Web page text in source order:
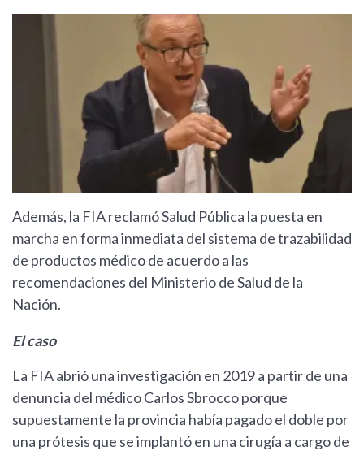
Además, la FIA reclamó Salud Pública la puesta en
marcha en forma inmediata del sistema de trazabilidad
de productos médico de acuerdo a las
recomendaciones del Ministerio de Salud de la
Nación.
El caso
La FIA abrió una investigación en 2019 a partir de una
denuncia del médico Carlos Sbrocco porque
supuestamente la provincia había pagado el doble por
una prótesis que se implantó en una cirugía a cargo de